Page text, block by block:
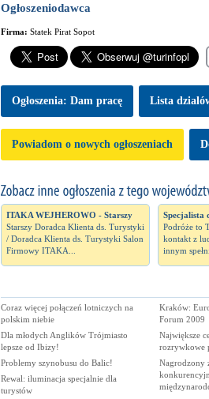
Ogłoszeniodawca
Firma: Statek Pirat Sopot
Ogłoszenia: Dam pracę Lista
Powiadom o nowych ogłoszeniach
ITAKA WEJHEROWO - Starszy
Starszy Doradca Klienta ds. Turystyki
/ Doradca Klienta ds. Turystyki Salon
Firmowy ITAKA...
Specjalista
Podróże to
kontakt z
innym
Coraz więcej połączeń lotniczych na
polskim niebie
Dla młodych Anglików Trójmiasto
lepsze od Ibizy!
Problemy szynobusu do Balic!
Rewal: iluminacja specjalnie dla
turystów
Kraków:
Forum 2009
Największe
rozrywkowe
Nagrodzony